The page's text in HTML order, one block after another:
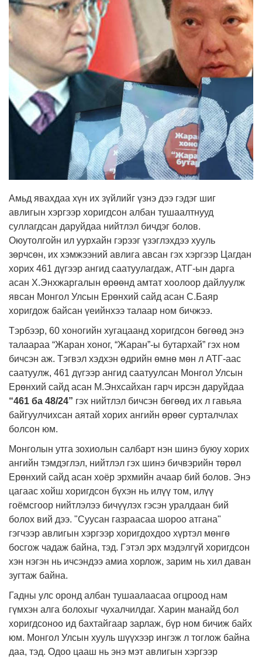
Амьд явахдаа хүн их зүйлийг үзнэ дээ гэдэг шиг
авлигын хэргээр хоригдсон албан тушаалтнууд
суллагдсан даруйдаа нийтлэл бичдэг болов.
Оюутолгойн ил уурхайн гэрээг үзэглэхдээ хууль
зөрчсөн, их хэмжээний авлига авсан гэх хэргээр Цагдан
хорих 461 дүгээр ангид саатуулагдаж, АТГ-ын дарга
асан Х.Энхжаргалын өрөөнд амтат хоолоор дайлуулж
явсан Монгол Улсын Ерөнхий сайд асан С.Баяр
хоригдож байсан үеийнхээ талаар ном бичжээ.
Тэрбээр, 60 хоногийн хугацаанд хоригдсон бөгөөд энэ
талаараа “Жаран хоног, “Жаран”-ы бутархай” гэх ном
бичсэн аж. Тэгвэл хэдхэн өдрийн өмнө мөн л АТГ-аас
саатуулж, 461 дүгээр ангид саатуулсан Монгол Улсын
Ерөнхий сайд асан М.Энхсайхан гарч ирсэн даруйдаа
“461 ба 48/24” гэх нийтлэл бичсэн бөгөөд их л гавьяа
байгуулчихсан аятай хорих ангийн өрөөг сурталчлах
болсон юм.
Монголын утга зохиолын салбарт нэн шинэ буюу хорих
ангийн тэмдэглэл, нийтлэл гэх шинэ бичвэрийн төрөл
Ерөнхий сайд асан хоёр эрхмийн ачаар бий болов. Энэ
цагаас хойш хоригдсон бүхэн нь илүү том, илүү
гоёмсгоор нийтлэлээ бичүүлэх гэсэн уралдаан бий
болох вий дээ. "Суусан газраасаа шороо атгана"
гэгчээр авлигын хэргээр хоригдохдоо хүртэл мөнгө
босгож чадаж байна, тэд. Гэтэл эрх мэдэлгүй хоригдсон
хэн нэгэн нь ичсэндээ амиа хорлож, зарим нь хил даван
зугтаж байна.
Гадны улс оронд албан тушаалаасаа огцроод нам
гүмхэн алга болохыг чухалчилдаг. Харин манайд бол
хоригдсоноо ид бахтайгаар зарлаж, бүр ном бичиж байх
юм. Монгол Улсын хууль шүүхээр ингэж л тоглож байна
даа, тэд. Одоо цааш нь энэ мэт авлигын хэргээр